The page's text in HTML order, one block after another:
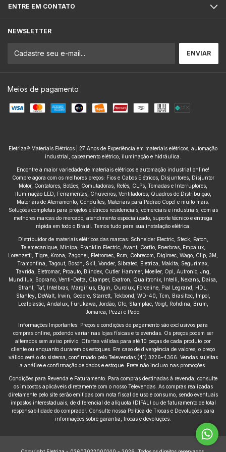
ENTRE EM CONTATO
NEWSLETTER
Meios de pagamento
Eletriza® Materiais Elétricos | 27 Anos de Experiência em materiais elétricos, automação
industrial, cabeamento elétrico, iluminação e hidráulica.
Encontre a maior variedade de materiais elétricos e automação industrial online!
Compre agora com os melhores preços: Fios e Cabos Elétricos, Disjuntores, Disjuntor
Motor, Contatores, Botões, Comutadoras, Relés, CLPs, Tomadas e Interruptores,
Iluminação LED, Ferramentas, Chuveiros, Ventiladores, Quadros de Distribuição,
Materiais de Aterramento, Conduítes, Materiais para Padrão Copel e muito mais.
Soluções completas para projetos elétricos residenciais, comerciais e industriais, com as
melhores marcas do mercado, atendimento especializado, suporte técnico e entrega
rápida em todo o Brasil. Temos tudo para sua instalação elétrica.
Distribuidor de materiais elétricos das marcas: Schneider Electric, Steck, Eaton,
Telemecanique, Minipa, Franklin Electric, Avant, Corfio, Enerbras, Empalux,
Lorenzetti, Tigre, Krona, Zagonel, Eletromec, Rcm, Cobrecom, Digimec, Wago, Clip, 3M,
Tramontina, Tagout, Bosch, Skil, Vonder, Sibratec, Eletriza, Makita, Segurimax,
Tavrida, Eletromar, Proauto, Blindex, Cutler Hammer, Moeller, Opl, Autronic, Jng,
Mundilux, Soprano, Venti-Delta, Clamper, Exatron, Qualitronix, Intelli, Nexans, Daisa,
Strahl, Taf, Intelbras, Margirius, Elgin, Ourolux, Forceline, Pial Legrand, HDL,
Stanley, DeWalt, Irwin, Gedore, Starrett, Tekbond, WD-40, Tcm, Brasiltec, Impol,
Lealplastic, Andalux, Furukawa, Jordão, Gfc, Stamplac, Voigt, Rohdina, Brum,
Jomarca, Pezzi e Pado.
Informações Importantes: Preços e condições de pagamento são exclusivos para
compras online, podendo variar nas lojas físicas e televendas. Os preços podem ser
alterados sem aviso prévio. Ofertas válidas para até 10 peças de cada produto por
cliente ou enquanto durarem os estoques. Em caso de divergência de valores, o preço
válido será o do sistema, confirmado pelo Televendas (41) 3226-4366. Vendas sujeitas
a análise e confirmação de dados e estoque. Frete não incluso nas promoções.
Condições para Revenda e Faturamento: Para compras destinadas à revenda, consulte
os impostos aplicáveis diretamente com o nosso Televendas. As compras realizadas
diretamente pelo site serão emitidas com nota fiscal de uso e consumo, sendo eventuais
impostos interestaduais, de diferencial de alíquota (DIFAL) ou de faturamento de total
responsabilidade do comprador. Consulte nossa Política de Trocas e Devoluções para
informações sobre garantia, trocas e devoluções.